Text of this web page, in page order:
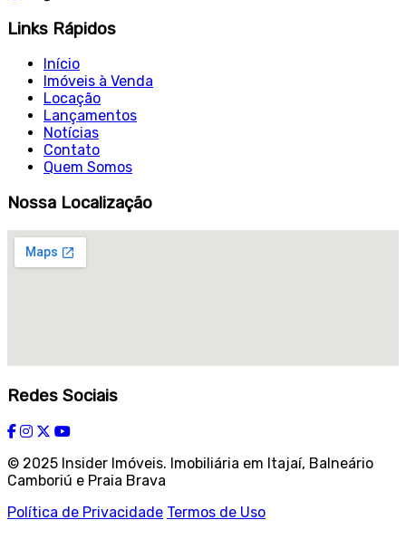
Links Rápidos
Início
Imóveis à Venda
Locação
Lançamentos
Notícias
Contato
Quem Somos
Nossa Localização
Redes Sociais
© 2025 Insider Imóveis. Imobiliária em Itajaí, Balneário
Camboriú e Praia Brava
Política de Privacidade Termos de Uso